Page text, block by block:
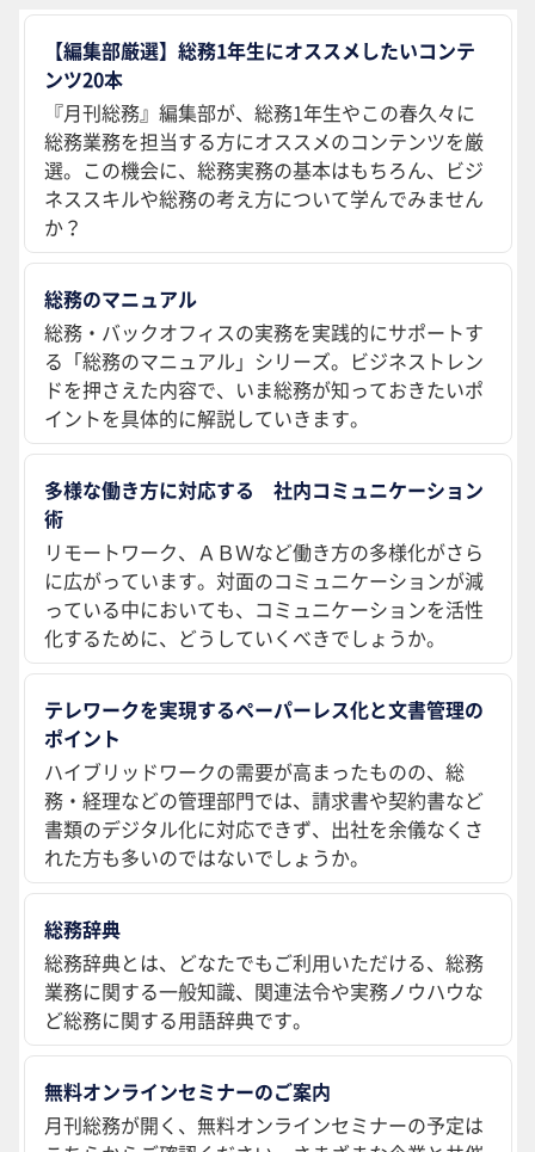
【編集部厳選】総務1年生にオススメしたいコンテ
ンツ20本
『月刊総務』編集部が、総務1年生やこの春久々に
総務業務を担当する方にオススメのコンテンツを厳
選。この機会に、総務実務の基本はもちろん、ビジ
ネススキルや総務の考え方について学んでみません
か？
総務のマニュアル
総務・バックオフィスの実務を実践的にサポートす
る「総務のマニュアル」シリーズ。ビジネストレン
ドを押さえた内容で、いま総務が知っておきたいポ
イントを具体的に解説していきます。
多様な働き方に対応する 社内コミュニケーション
術
リモートワーク、ＡＢＷなど働き方の多様化がさら
に広がっています。対面のコミュニケーションが減
っている中においても、コミュニケーションを活性
化するために、どうしていくべきでしょうか。
テレワークを実現するペーパーレス化と文書管理の
ポイント
ハイブリッドワークの需要が高まったものの、総
務・経理などの管理部門では、請求書や契約書など
書類のデジタル化に対応できず、出社を余儀なくさ
れた方も多いのではないでしょうか。
総務辞典
総務辞典とは、どなたでもご利用いただける、総務
業務に関する一般知識、関連法令や実務ノウハウな
ど総務に関する用語辞典です。
無料オンラインセミナーのご案内
月刊総務が開く、無料オンラインセミナーの予定は